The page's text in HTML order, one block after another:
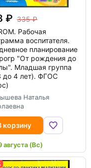
335
Рабочая
воспитателя.
планирование
"От рождения до
Младшая группа
до 4 лет). ФГОС
Наталья
корзину
августа (Вс)